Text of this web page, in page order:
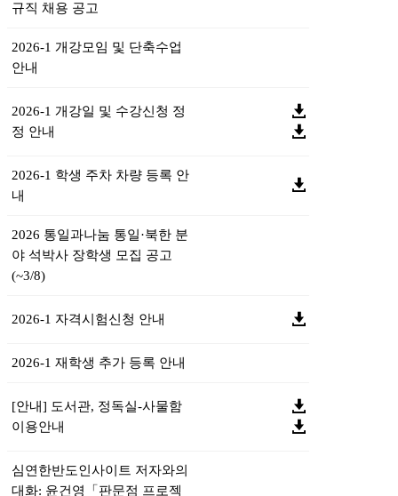
규직 채용 공고
2026-1 개강모임 및 단축수업
안내
2026-1 개강일 및 수강신청 정
정 안내
2026-1 학생 주차 차량 등록 안
내
2026 통일과나눔 통일·북한 분
야 석박사 장학생 모집 공고
(~3/8)
2026-1 자격시험신청 안내
2026-1 재학생 추가 등록 안내
[안내] 도서관, 정독실-사물함
이용안내
심연한반도인사이트 저자와의
대화: 윤건영「판문점 프로젝